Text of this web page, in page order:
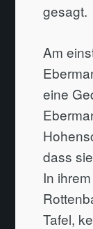
gesagt.
Am
eine
dass
In
Tafel,